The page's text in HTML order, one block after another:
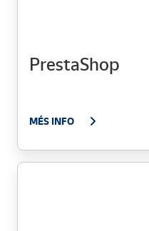
PrestaShop
MÉS INFO